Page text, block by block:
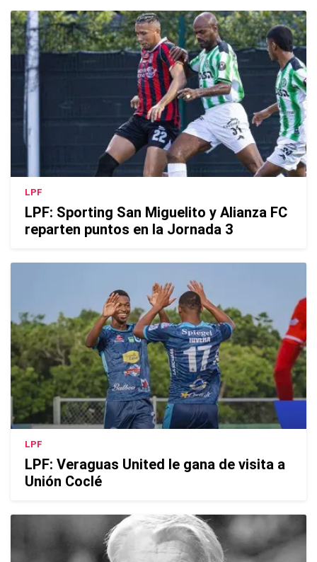
LPF
LPF: Sporting San Miguelito y Alianza FC
reparten puntos en la Jornada 3
LPF
LPF: Veraguas United le gana de visita a
Unión Coclé